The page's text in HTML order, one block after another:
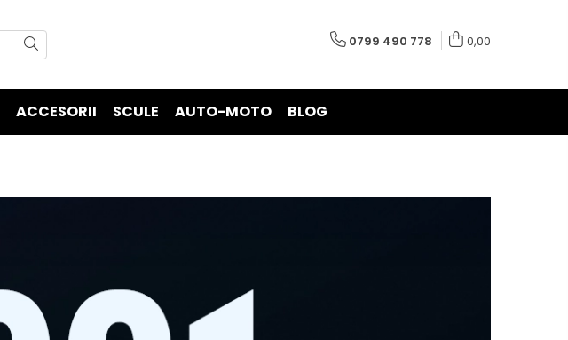
0799 490 778 0,00
ACCESORII SCULE AUTO-MOTO BLOG